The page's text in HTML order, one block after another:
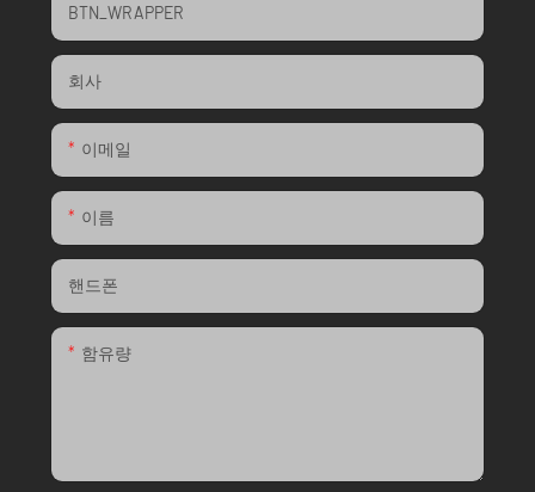
BTN_WRAPPER
회사
이메일
이름
핸드폰
함유량